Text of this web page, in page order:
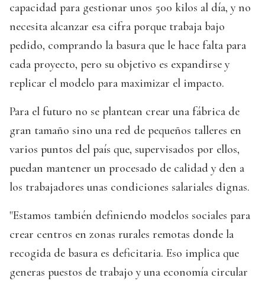
capacidad para gestionar unos 500 kilos al día, y no
necesita alcanzar esa cifra porque trabaja bajo
pedido, comprando la basura que le hace falta para
cada proyecto, pero su objetivo es expandirse y
replicar el modelo para maximizar el impacto.
Para el futuro no se plantean crear una fábrica de
gran tamaño sino una red de pequeños talleres en
varios puntos del país que, supervisados por ellos,
puedan mantener un procesado de calidad y den a
los trabajadores unas condiciones salariales dignas.
"Estamos también definiendo modelos sociales para
crear centros en zonas rurales remotas donde la
recogida de basura es deficitaria. Eso implica que
generas puestos de trabajo y una economía circular